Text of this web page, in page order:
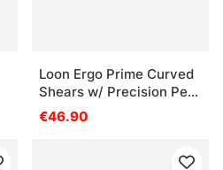
Loon Ergo Prime Curved
Shears w/ Precision Peg
- Black
€46.90